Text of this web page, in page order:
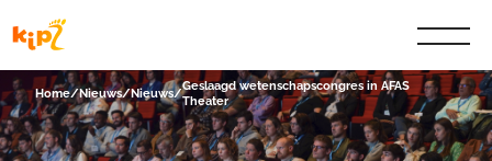
Home/Nieuws/Nieuws/
Geslaagd wetenschapscongres in AFAS
Theater